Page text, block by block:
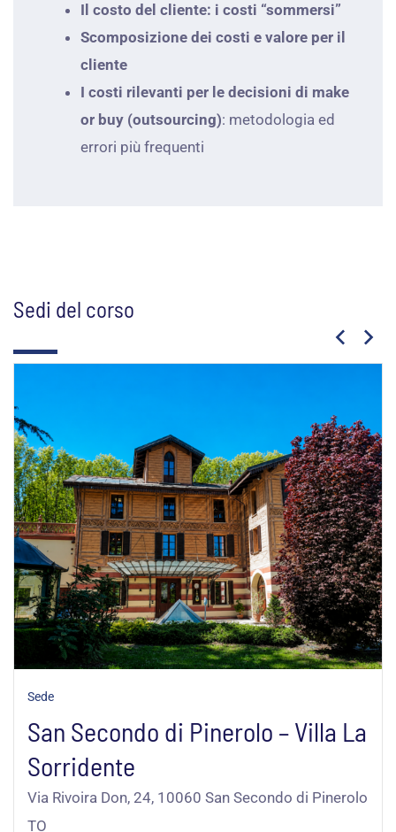
Il costo del cliente: i costi “sommersi”
Scomposizione dei costi e valore per il
cliente
I costi rilevanti per le decisioni di make
or buy (outsourcing): metodologia ed
errori più frequenti
Sedi del corso
Sede
San Secondo di Pinerolo – Villa La
Sorridente
Via Rivoira Don, 24, 10060 San Secondo di Pinerolo
TO